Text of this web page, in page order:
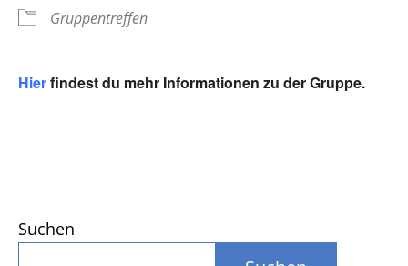
Gruppentreffen
Hierfindest du mehr Informationen zu der Gruppe.
Suchen